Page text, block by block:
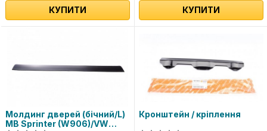
КУПИТИ КУПИТИ
Молдинг дверей (бічний/L)
MB Sprinter (W906)/VW
Кронштейн / кріплення